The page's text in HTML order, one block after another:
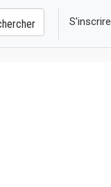
S'inscrire